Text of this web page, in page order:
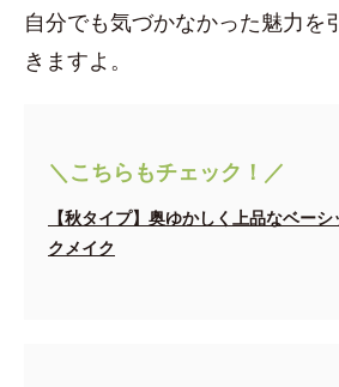
自分でも気づかなかった魅力を
きますよ。
＼こちらもチェック！／
【秋タイプ】奥ゆかしく上品なベーシ
クメイク